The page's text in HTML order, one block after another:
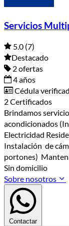
Servicios
5.0 (7)
Destacado
2 ofertas
4 años
Cédula
2 Certificados
Brindamos
acondicionados
Electricidad
Instalación de
portones)
Sin domicilio
Sobre nosotros
Contactar